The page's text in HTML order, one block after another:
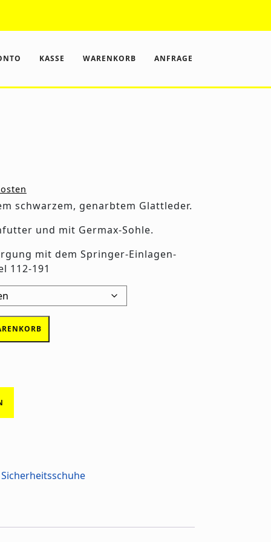
KASSE WARENKORB ANFRAGE
schwarzem, genarbtem Glattleder.
und mit Germax-Sohle.
mit dem Springer-Einlagen-
112-191
Sicherheitsschuhe